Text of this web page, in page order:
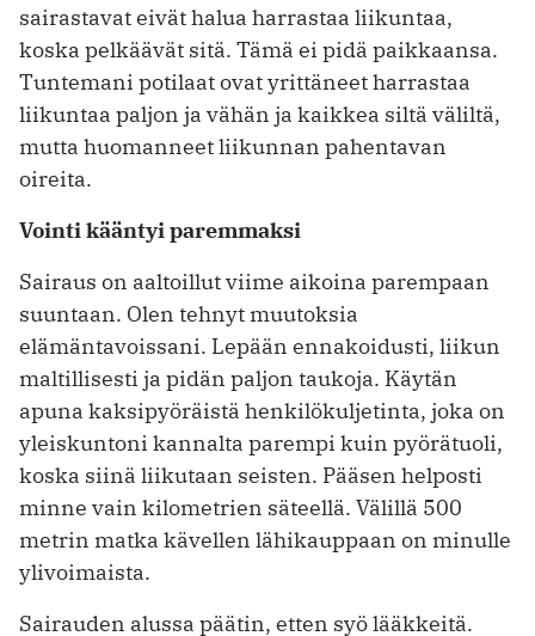
sairastavat eivät halua harrastaa liikuntaa,
koska pelkäävät sitä. Tämä ei pidä paikkaansa.
Tuntemani potilaat ovat yrittäneet harrastaa
liikuntaa paljon ja vähän ja kaikkea siltä väliltä,
mutta huomanneet liikunnan pahentavan
oireita.
Vointi kääntyi paremmaksi
Sairaus on aaltoillut viime aikoina parempaan
suuntaan. Olen tehnyt muutoksia
elämäntavoissani. Lepään ennakoidusti, liikun
maltillisesti ja pidän paljon taukoja. Käytän
apuna kaksipyöräistä henkilökuljetinta, joka on
yleiskuntoni kannalta parempi kuin pyörätuoli,
koska siinä liikutaan seisten. Pääsen helposti
minne vain kilometrien säteellä. Välillä 500
metrin matka kävellen lähikauppaan on minulle
ylivoimaista.
Sairauden alussa päätin, etten syö lääkkeitä.